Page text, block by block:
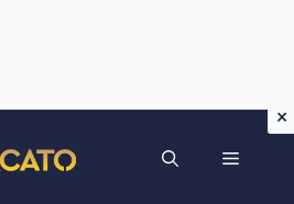
MENU